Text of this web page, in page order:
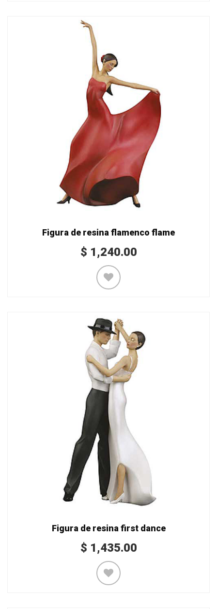
Figura de resina flamenco flame
$ 1,240.00
Figura de resina first dance
$ 1,435.00